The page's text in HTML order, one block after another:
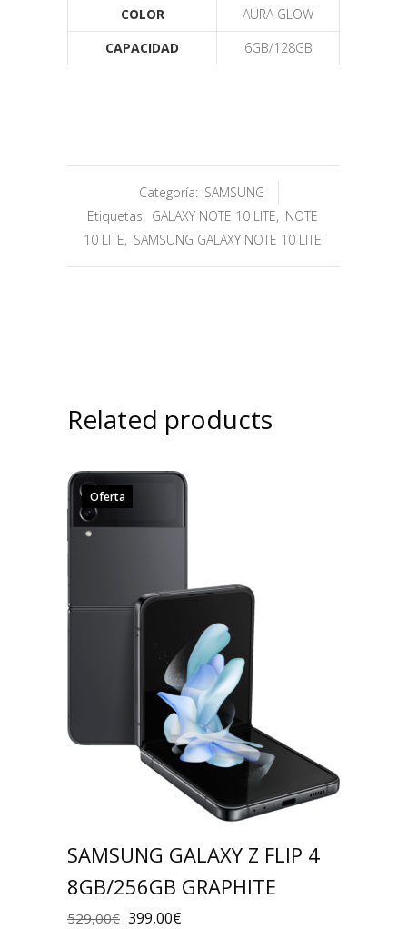
COLOR
AURA GLOW
CAPACIDAD
6GB/128GB
Categoría: SAMSUNG
Etiquetas: GALAXY NOTE 10 LITE, NOTE
10 LITE, SAMSUNG GALAXY NOTE 10 LITE
Related products
Oferta
SAMSUNG GALAXY Z FLIP 4
8GB/256GB GRAPHITE
529,00€ 399,00€